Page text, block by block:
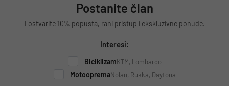
Postanite član
I ostvarite 10% popusta, rani pristup i ekskluzivne ponude.
Interesi:
BiciklizamKTM, Lombardo
MotoopremaNolan, Rukka, Daytona